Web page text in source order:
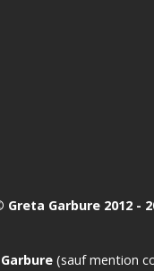
Garbure 2012 -
(sauf mention